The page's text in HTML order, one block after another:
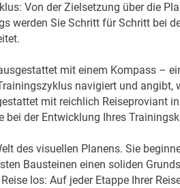
Von der Zielsetzung über die
werden Sie Schritt für Schritt bei
mit einem Kompass –
navigiert und angibt,
mit reichlich Reiseproviant
bei der Entwicklung Ihres
des visuellen Planens. Sie
Bausteinen einen soliden
los: Auf jeder Etappe Ihrer